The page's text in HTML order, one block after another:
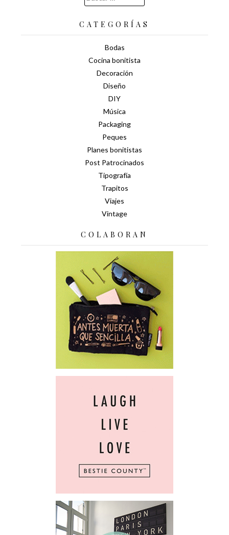
CATEGORÍAS
Bodas
Cocina bonitista
Decoración
Diseño
DIY
Música
Packaging
Peques
Planes bonitistas
Post Patrocinados
Tipografía
Trapitos
Viajes
Vintage
COLABORAN